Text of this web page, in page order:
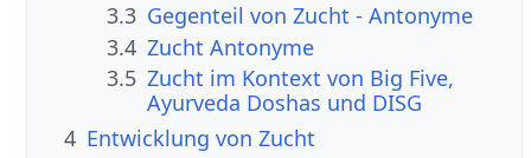
3.3 Gegenteil von Zucht - Antonyme
3.4 Zucht Antonyme
3.5 Zucht im Kontext von Big Five,
Ayurveda Doshas und DISG
4 Entwicklung von Zucht